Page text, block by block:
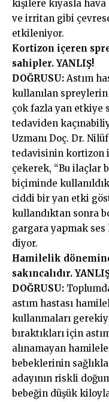
kişilere kıyasla
ve irritan gibi
etkileniyor.
Kortizon içeren
sahipler. YANLIŞ!
DOĞRUSU: Astım
kullanılan
çok fazla yan etkiye
tedaviden
Uzmanı Doç. Dr.
tedavisinin kortizon
çekerek, “Bu ilaçlar
biçiminde
ciddi bir yan etki
kullandıktan sonra
gargara yapmak ses
diyor.
Hamilelik
sakıncalıdır.
DOĞRUSU:
astım hastası
kullanmaları
bıraktıkları için
alınamayan
bebeklerinin
adayının riskli
bebeğin düşük